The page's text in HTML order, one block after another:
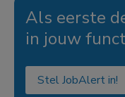
Als eerste
in jouw
Stel JobAlert in!